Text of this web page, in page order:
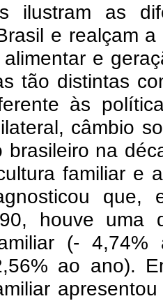
ilustram as
e realçam
e
tão distintas
às
câmbio
brasileiro na
familiar e
que,
houve uma
(-
ao ano).